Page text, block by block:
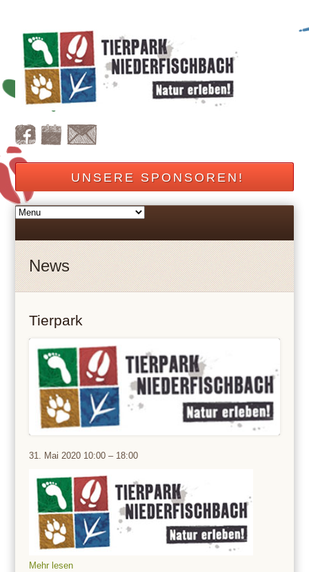
UNSERE SPONSOREN!
News
Tierpark
Tierpark
31. Mai 2020 10:00 – 18:00
Mehr lesen